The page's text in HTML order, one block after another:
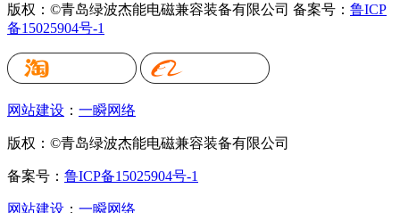
版权：©青岛绿波杰能电磁兼容装备有限公司 备案号： 鲁ICP
备15025904号-1
网站建设 ： 一瞬网络
版权：©青岛绿波杰能电磁兼容装备有限公司
备案号： 鲁ICP备15025904号-1
网站建设 ： 一瞬网络